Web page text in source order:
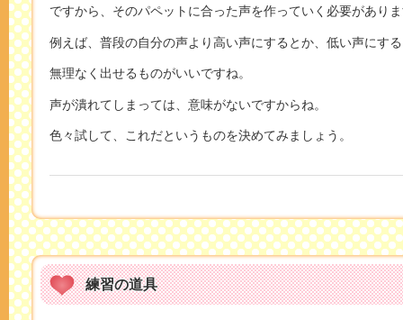
ですから、そのパペットに合った声を作っていく必要があり
例えば、普段の自分の声より高い声にするとか、低い声にす
無理なく出せるものがいいですね。
声が潰れてしまっては、意味がないですからね。
色々試して、これだというものを決めてみましょう。
練習の道具